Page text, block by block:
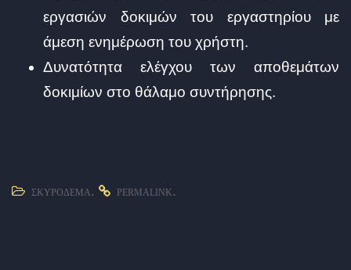
εργασιών δοκιμών του εργαστηρίου με
άμεση ενημέρωση του χρήστη.
Δυνατότητα ελέγχου των αποθεμάτων
δοκιμίων στο θάλαμο συντήρησης.
ΣΚΥΡΌΔΕΜΑ. PERMALINK.